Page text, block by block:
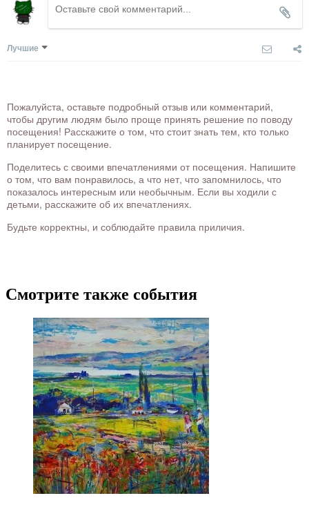
Лучшие
Пожалуйста, оставьте подробный отзыв или комментарий,
чтобы другим людям было проще принять решение по поводу
посещения! Расскажите о том, что стоит знать тем, кто только
планирует посещение.
Поделитесь с своими впечатлениями от посещения. Напишите
о том, что вам понравилось, а что нет, что запомнилось, что
показалось интересным или необычным. Если вы ходили с
детьми, расскажите об их впечатлениях.
Будьте корректны, и соблюдайте правила приличия.
Смотрите также события